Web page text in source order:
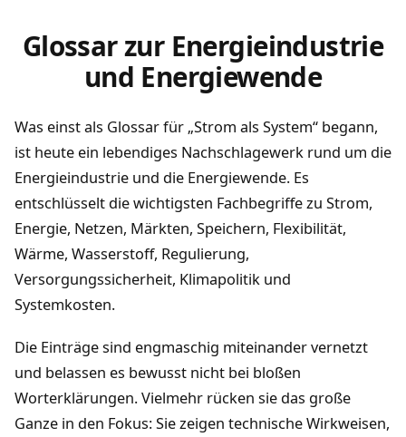
Glossar zur Energieindustrie
und Energiewende
Was einst als Glossar für „Strom als System“ begann,
ist heute ein lebendiges Nachschlagewerk rund um die
Energieindustrie und die Energiewende. Es
entschlüsselt die wichtigsten Fachbegriffe zu Strom,
Energie, Netzen, Märkten, Speichern, Flexibilität,
Wärme, Wasserstoff, Regulierung,
Versorgungssicherheit, Klimapolitik und
Systemkosten.
Die Einträge sind engmaschig miteinander vernetzt
und belassen es bewusst nicht bei bloßen
Worterklärungen. Vielmehr rücken sie das große
Ganze in den Fokus: Sie zeigen technische Wirkweisen,